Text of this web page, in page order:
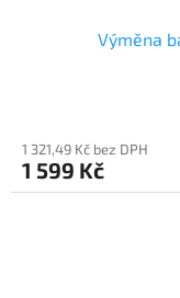
Výměna
1 321,49 Kč bez DPH
1 599 Kč